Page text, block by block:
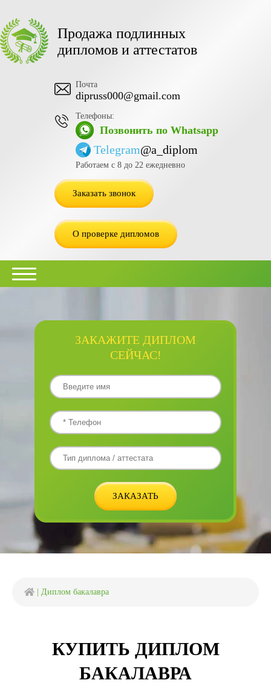
Продажа подлинных
дипломов и аттестатов
Почта
dipruss000@gmail.com
Телефоны:
Позвонить по Whatsapp
Telegram@a_diplom
Работаем с 8 до 22 ежедневно
Заказать звонок
О проверке дипломов
ЗАКАЖИТЕ ДИПЛОМ
СЕЙЧАС!
Диплом бакалавра
КУПИТЬ ДИПЛОМ
БАКАЛАВРА